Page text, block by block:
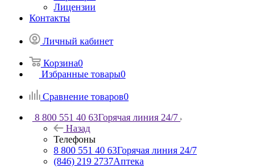
Лицензии
Контакты
Личный кабинет
Корзина0
Избранные товары0
Сравнение товаров0
8 800 551 40 63Горячая линия 24/7
Назад
Телефоны
8 800 551 40 63Горячая линия 24/7
(846) 219 2737Аптека